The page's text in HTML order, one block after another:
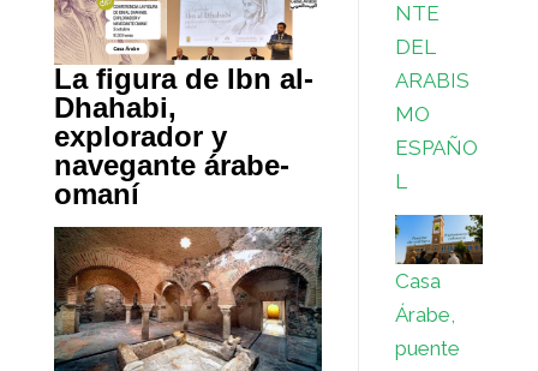
La figura de Ibn al-
Dhahabi,
explorador y
navegante árabe-
omaní
NTE
DEL
ARABIS
MO
ESPAÑO
L
Casa
Árabe,
puente